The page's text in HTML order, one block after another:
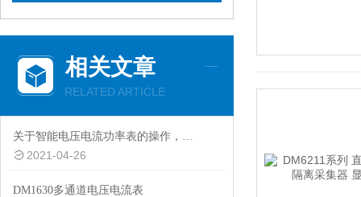
相关文章
RELATED ARTICLE
关于智能电压电流功率表的操作，以下有详细说明
2021-04-26
DM1630多通道电压电流表